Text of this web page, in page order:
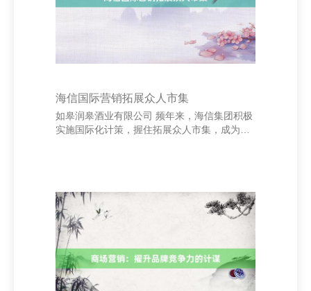
量。蔬菜领受低钾品种，如白菜、胡萝卜。
海信国际营销拓展众人市集
如皋润皋酒业有限公司 频年来，海信集团积极
实施国际化计策，握住拓展众人市集，成为我
国度和地区建造分支机构和销售采集。通过收
购与协作，如收购日本东芝电视业务、与欧洲
多家企业成就协作关连，海信进一步增强了其
在众人市集的竞争力。 在营销策略上，海信阻
拦腹地化运营，真切了解不同国度破钞者的需
求，推出合乎当地文化和破钞习气的居品。同
期，借助